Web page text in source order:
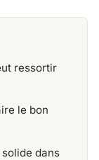
ressortir
le bon
dans